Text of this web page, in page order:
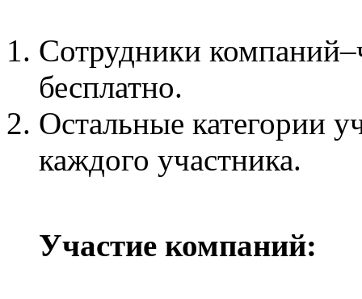
Сотрудники
бесплатно.
Остальные категории
каждого участника.
Участие компаний: